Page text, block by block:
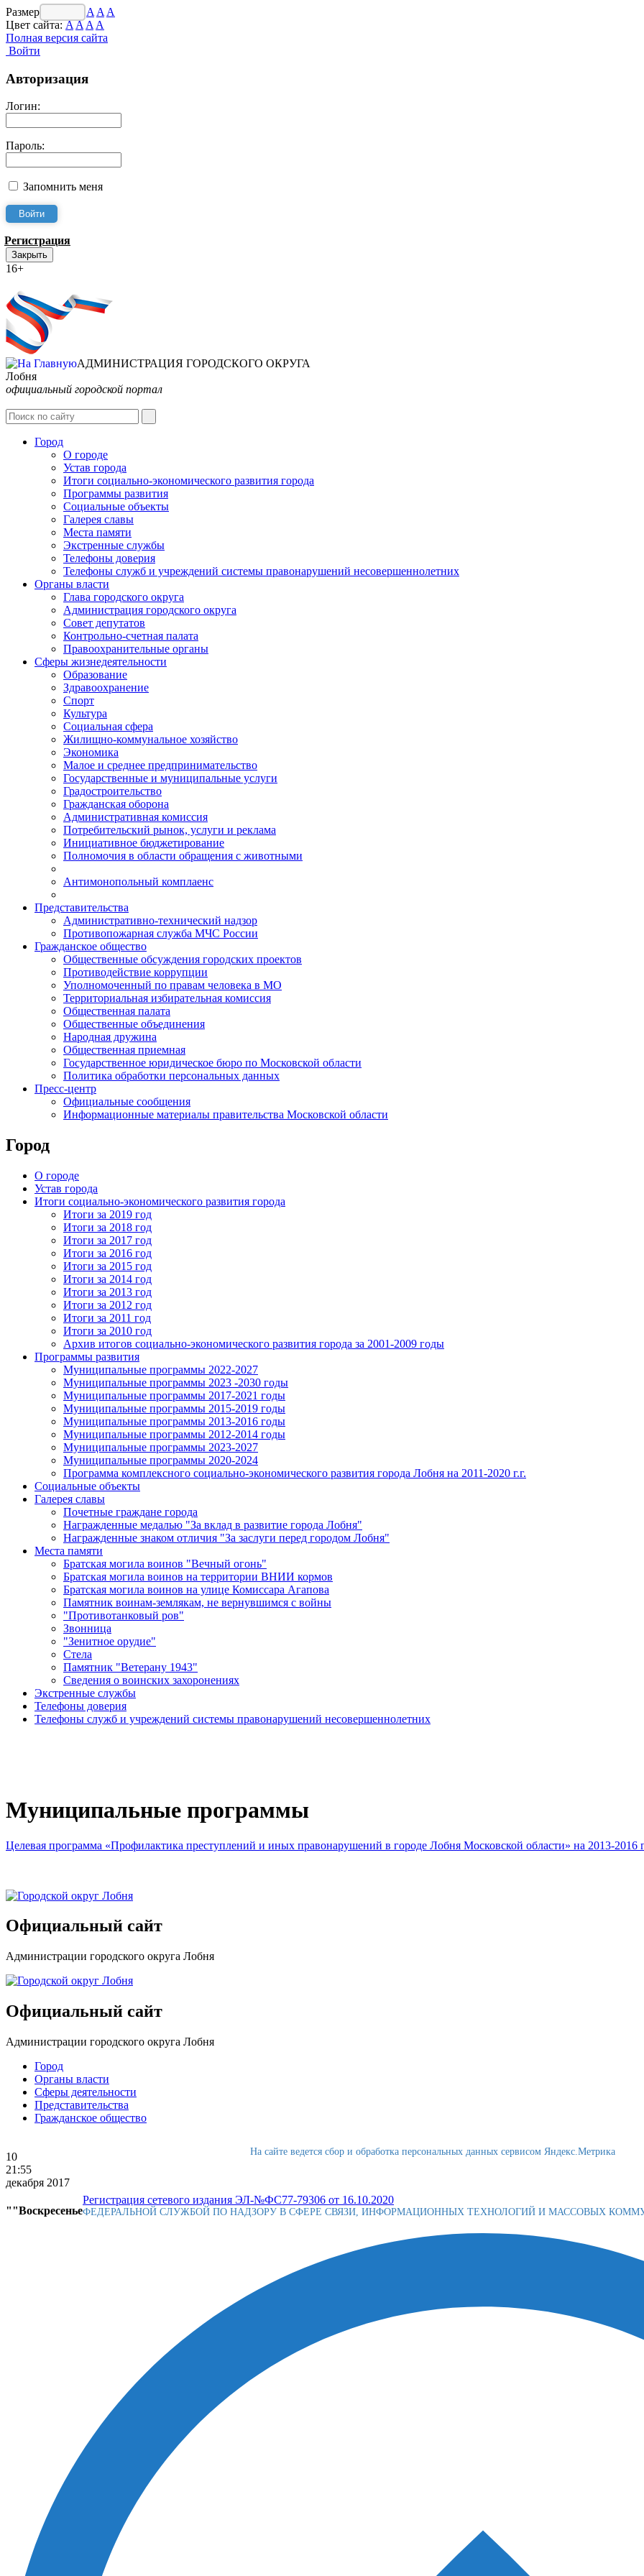
Размер шрифта: A A A
Цвет сайта:AA A A
Полная версия сайта
Войти
Авторизация
Логин:
Пароль:
Запомнить меня
Регистрация
Закрыть
16+
АДМИНИСТРАЦИЯ ГОРОДСКОГО ОКРУГА
Лобня
официальный городской портал
Город
О городе
Устав города
Итоги социально-экономического развития города
Программы развития
Социальные объекты
Галерея славы
Места памяти
Экстренные службы
Телефоны доверия
Телефоны служб и учреждений системы правонарушений несовершеннолетних
Органы власти
Глава городского округа
Администрация городcкого округа
Совет депутатов
Контрольно-счетная палата
Правоохранительные органы
Сферы жизнедеятельности
Образование
Здравоохранение
Спорт
Культура
Социальная сфера
Жилищно-коммунальное хозяйство
Экономика
Малое и среднее предпринимательство
Государственные и муниципальные услуги
Градостроительство
Гражданская оборона
Административная комиссия
Потребительский рынок, услуги и реклама
Инициативное бюджетирование
Полномочия в области обращения с животными
Антимонопольный комплаенс
Представительства
Административно-технический надзор
Противопожарная служба МЧС России
Гражданское общество
Общественные обсуждения городских проектов
Противодействие коррупции
Уполномоченный по правам человека в МО
Территориальная избирательная комиссия
Общественная палата
Общественные объединения
Народная дружина
Общественная приемная
Государственное юридическое бюро по Московской области
Политика обработки персональных данных
Пресс-центр
Официальные сообщения
Информационные материалы правительства Московской области
Город
О городе
Устав города
Итоги социально-экономического развития города
Итоги за 2019 год
Итоги за 2018 год
Итоги за 2017 год
Итоги за 2016 год
Итоги за 2015 год
Итоги за 2014 год
Итоги за 2013 год
Итоги за 2012 год
Итоги за 2011 год
Итоги за 2010 год
Архив итогов социально-экономического развития города за 2001-2009 годы
Программы развития
Муниципальные программы 2022-2027
Муниципальные программы 2023 -2030 годы
Муниципальные программы 2017-2021 годы
Муниципальные программы 2015-2019 годы
Муниципальные программы 2013-2016 годы
Муниципальные программы 2012-2014 годы
Муниципальные программы 2023-2027
Муниципальные программы 2020-2024
Программа комплексного социально-экономического развития города Лобня на 2011-2020 г.г.
Социальные объекты
Галерея славы
Почетные граждане города
Награжденные медалью "За вклад в развитие города Лобня"
Награжденные знаком отличия "За заслуги перед городом Лобня"
Места памяти
Братская могила воинов "Вечный огонь"
Братская могила воинов на территории ВНИИ кормов
Братская могила воинов на улице Комиссара Агапова
Памятник воинам-землякам, не вернувшимся с войны
"Противотанковый ров"
Звонница
"Зенитное орудие"
Cтела
Памятник "Ветерану 1943"
Сведения о воинских захоронениях
Экстренные службы
Телефоны доверия
Телефоны служб и учреждений системы правонарушений несовершеннолетних
Муниципальные программы
Целевая программа «Профилактика преступлений и иных правонарушений в городе Лобня Московской области» на 2013-2016
Официальный сайт
Администрации городского округа Лобня
Официальный сайт
Администрации городского округа Лобня
Город
Органы власти
Сферы деятельности
Представительства
Гражданское общество
10
21:55
декабря 2017
""Воскресенье
На сайте ведется сбор и обработка персональных данных сервисом Яндекс.Метрика
Регистрация сетевого издания ЭЛ-№ФС77-79306 от 16.10.2020
ФЕДЕРАЛЬНОЙ СЛУЖБОЙ ПО НАДЗОРУ В СФЕРЕ СВЯЗИ, ИНФОРМАЦИОННЫХ ТЕХНОЛОГИЙ И МАССОВЫХ